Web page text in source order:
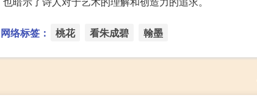
网络标签： 桃花 看朱成碧 翰墨